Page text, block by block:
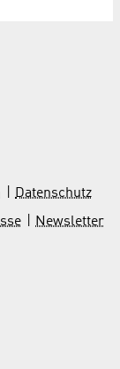
Datenschutz
Newsletter